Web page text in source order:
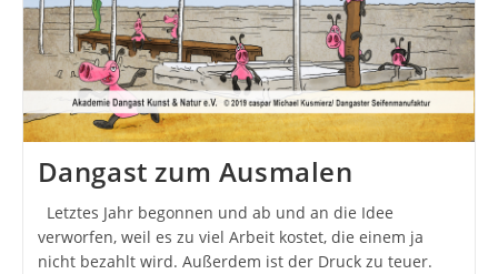
Dangast zum Ausmalen
Letztes Jahr begonnen und ab und an die Idee
verworfen, weil es zu viel Arbeit kostet, die einem ja
nicht bezahlt wird. Außerdem ist der Druck zu teuer.